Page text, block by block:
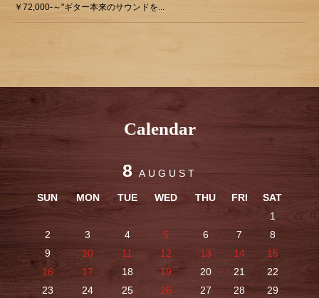
￥72,000-～"ギター本来のサウンドを...
Calendar
8 AUGUST
SUN MON TUE WED THU FRI
SAT
1
2
3 4 5 6 7
8
9
10 11 12 13 14
15
16
17 18 19 20 21
22
23
24 25 26 27 28
29